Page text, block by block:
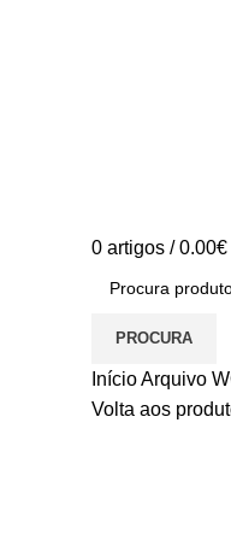
0 artigos / 0.00€
PROCURA
InícioArquivo
Volta aos